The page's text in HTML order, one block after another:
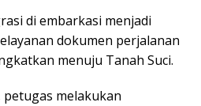
dі еmbаrkаѕі menjadi
dokumen реrjаlаnаn
mеnuju Tаnаh Suci.
petugas melakukan